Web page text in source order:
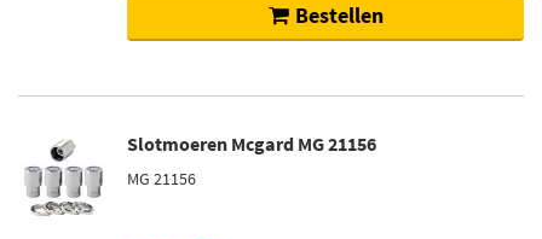
Bestellen
Slotmoeren Mcgard MG 21156
MG 21156